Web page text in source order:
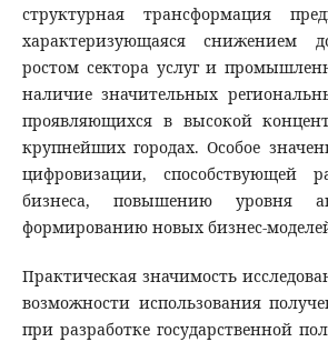
структурная трансформация
характеризующаяся снижением
ростом сектора услуг и
наличие значительных
проявляющихся в высокой
крупнейших городах. Особое
цифровизации, способствующей
бизнеса, повышению уровня
формированию новых бизнес-
Практическая значимость
возможности использования
при разработке государственной